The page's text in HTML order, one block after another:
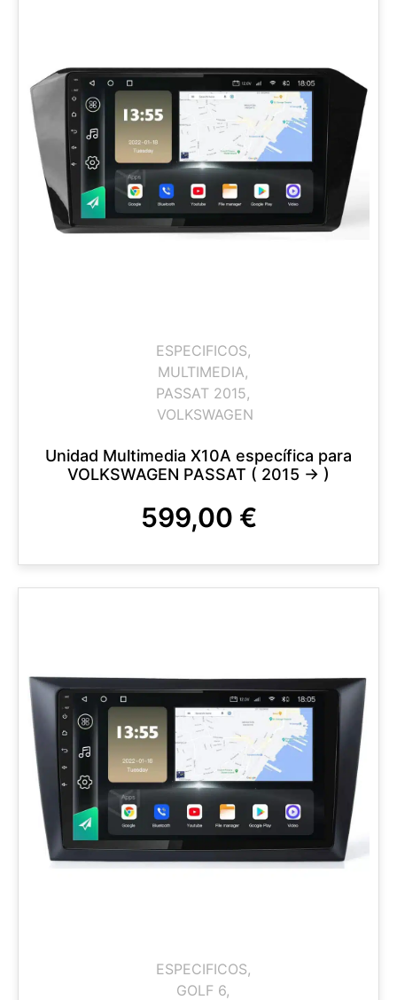
ESPECIFICOS,
MULTIMEDIA,
PASSAT 2015,
VOLKSWAGEN
Unidad Multimedia X10A específica para
VOLKSWAGEN PASSAT ( 2015 -> )
599,00 €
ESPECIFICOS,
GOLF 6,